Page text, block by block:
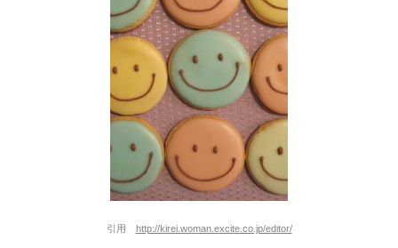
引用 http://kirei.woman.excite.co.jp/editor/